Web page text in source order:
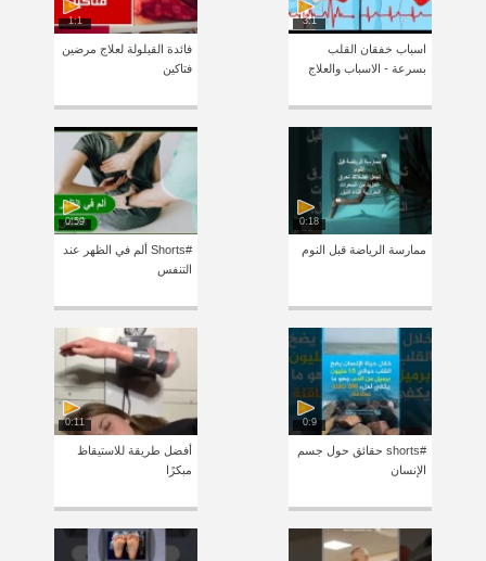
3:1
اسباب خفقان القلب
بسرعة - الاسباب والعلاج
1:1
فائدة القيلولة لعلاج مرضين
فتاكين
0:18
ممارسة الرياضة قبل النوم
0:59
#Shorts ألم في الظهر عند
التنفس
0:9
#shorts حقائق حول جسم
الإنسان
0:11
أفضل طريقة للاستيقاظ
مبكرًا